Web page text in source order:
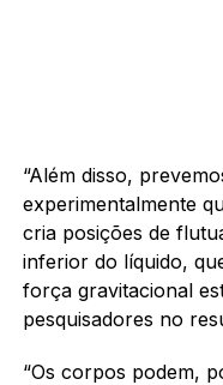
“Além disso,
experimentalmente
cria posições de
inferior do líquido,
força gravitacional
pesquisadores no
“Os corpos podem,